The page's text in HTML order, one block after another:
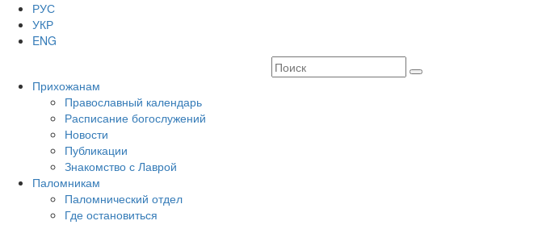
РУС
УКР
ENG
Прихожанам
Православный календарь
Расписание богослужений
Новости
Публикации
Знакомство с Лаврой
Паломникам
Паломнический отдел
Где остановиться